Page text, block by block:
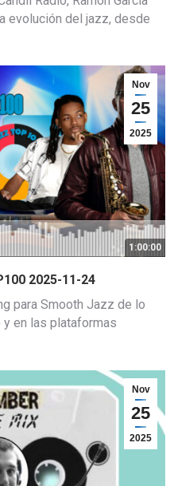
evolución del jazz, desde
Nov
25
2025
1:00:00
2025-11-24
para Smooth Jazz de lo
en las plataformas
Nov
25
2025